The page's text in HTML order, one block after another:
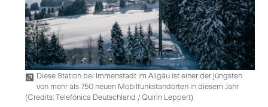
Diese Station bei Immenstadt im Allgäu ist einer der jüngsten
von mehr als 750 neuen Mobilfunkstandorten in diesem Jahr
(Credits: Telefónica Deutschland / Quirin Leppert)